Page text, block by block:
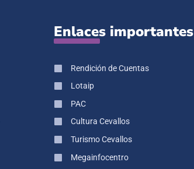
Enlaces importantes
Rendición de Cuentas
Lotaip
PAC
Cultura Cevallos
Turismo Cevallos
Megainfocentro